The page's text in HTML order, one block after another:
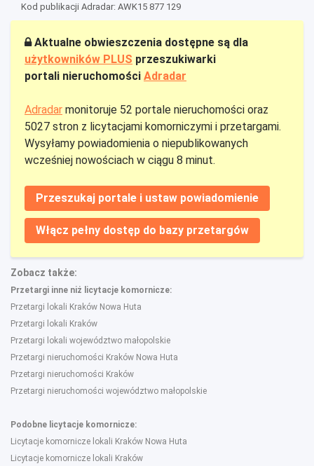
Kod publikacji Adradar: AWK15 877 129
Aktualne obwieszczenia dostępne są dla
użytkowników PLUS przeszukiwarki
portali nieruchomości Adradar
Adradar monitoruje 52 portale nieruchomości oraz
5027 stron z licytacjami komorniczymi i przetargami.
Wysyłamy powiadomienia o niepublikowanych
wcześniej nowościach w ciągu 8 minut.
Przeszukaj portale i ustaw powiadomienie
Włącz pełny dostęp do bazy przetargów
Zobacz także:
Przetargi inne niż licytacje komornicze:
Przetargi lokali Kraków Nowa Huta
Przetargi lokali Kraków
Przetargi lokali województwo małopolskie
Przetargi nieruchomości Kraków Nowa Huta
Przetargi nieruchomości Kraków
Przetargi nieruchomości województwo małopolskie
Podobne licytacje komornicze:
Licytacje komornicze lokali Kraków Nowa Huta
Licytacje komornicze lokali Kraków